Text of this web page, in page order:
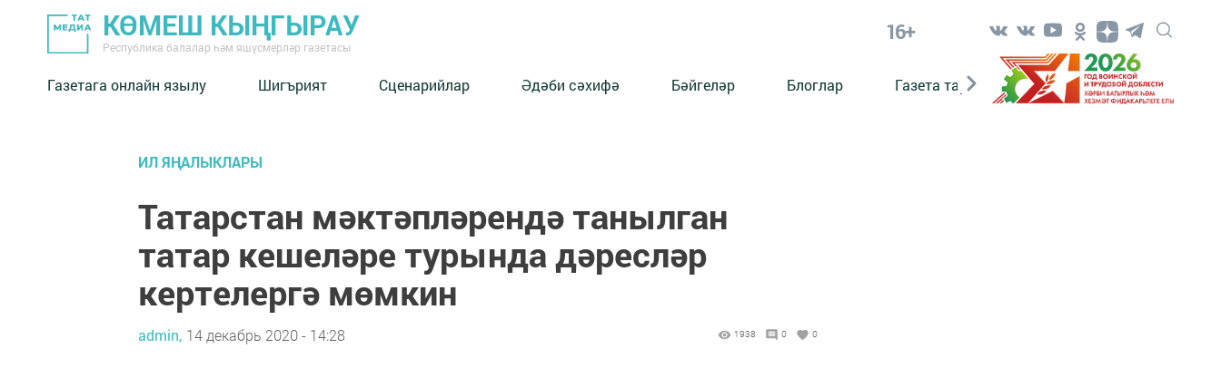
КӨМЕШ КЫҢГЫРАУ
Республика балалар һәм яшүсмерләр газетасы
16+
Газетага онлайн язылу Шигърият Сценарийлар Әдәби сәхифә Бәйгеләр Блоглар Газета тарихы Әкият Әкият
ИЛ ЯҢАЛЫКЛАРЫ
Татарстан мәктәпләрендә танылган
татар кешеләре турында дәресләр
кертелергә мөмкин
admin, 14 декабрь 2020 - 14:28 1938 0 0